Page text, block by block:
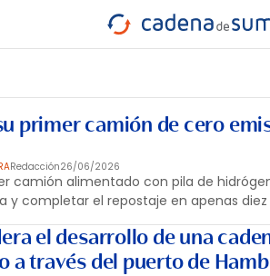
CARRETERA
MARÍTIMO
primer camión de cero
Redacción26/06/2026
camión alimentado con pila de
y completar el repostaje en apenas
el desarrollo de una
a través del puerto de